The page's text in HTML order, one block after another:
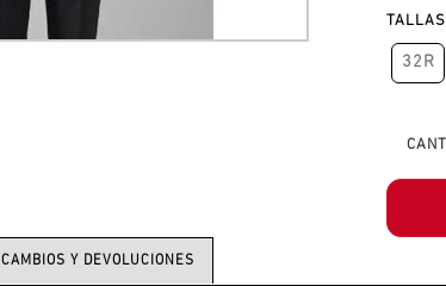
TALLAS
32R
CAMBIOS Y DEVOLUCIONES